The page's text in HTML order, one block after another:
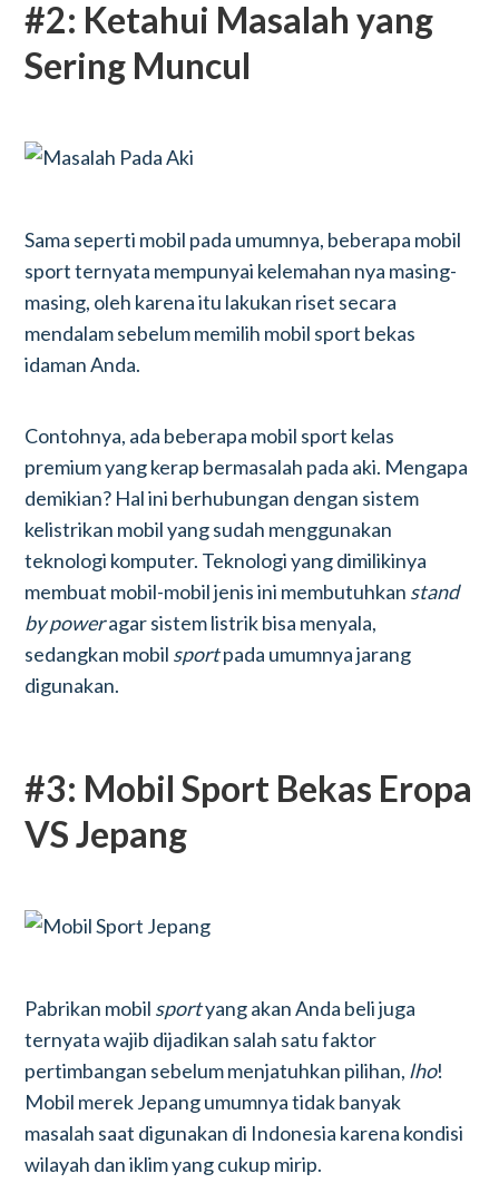
#2: Ketahui Masalah yang
Sering Muncul
Sama seperti mobil pada umumnya, beberapa mobil
sport ternyata mempunyai kelemahan nya masing-
masing, oleh karena itu lakukan riset secara
mendalam sebelum memilih mobil sport bekas
idaman Anda.
Contohnya, ada beberapa mobil sport kelas
premium yang kerap bermasalah pada aki. Mengapa
demikian? Hal ini berhubungan dengan sistem
kelistrikan mobil yang sudah menggunakan
teknologi komputer. Teknologi yang dimilikinya
membuat mobil-mobil jenis ini membutuhkan stand
by poweragar sistem listrik bisa menyala,
sedangkan mobil sportpada umumnya jarang
digunakan.
#3: Mobil Sport Bekas Eropa
VS Jepang
Pabrikan mobil sportyang akan Anda beli juga
ternyata wajib dijadikan salah satu faktor
pertimbangan sebelum menjatuhkan pilihan, lho!
Mobil merek Jepang umumnya tidak banyak
masalah saat digunakan di Indonesia karena kondisi
wilayah dan iklim yang cukup mirip.